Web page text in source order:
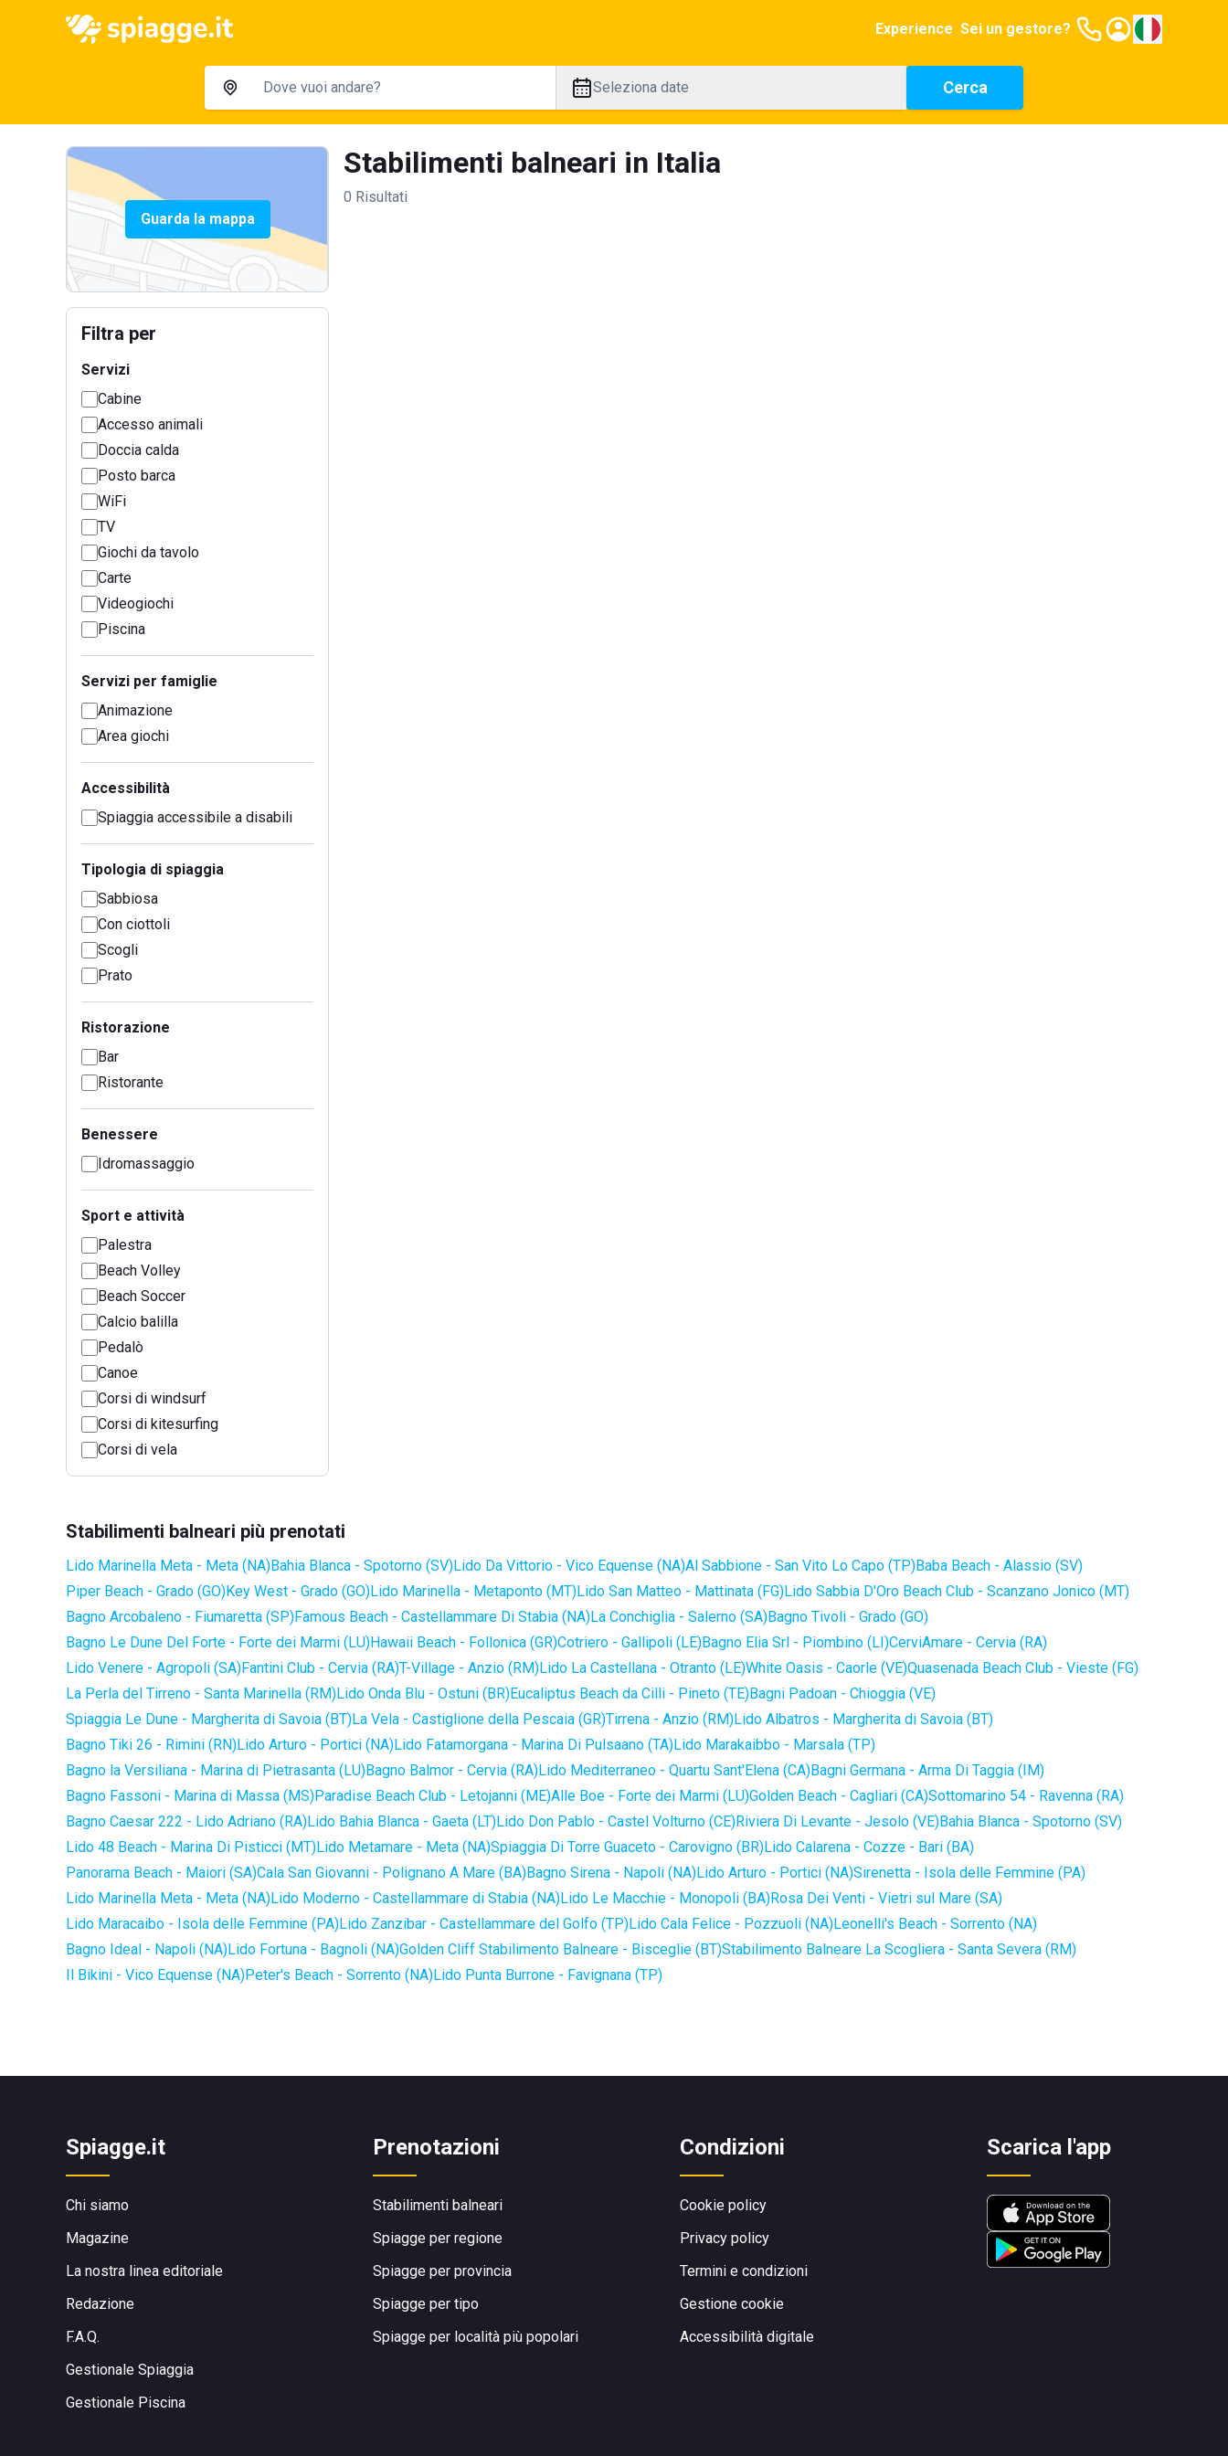
Experience Sei un gestore?
Seleziona date Cerca
Guarda la mappa
Filtra per
Servizi
Cabine
Accesso animali
Doccia calda
Posto barca
WiFi
TV
Giochi da tavolo
Carte
Videogiochi
Piscina
Servizi per famiglie
Animazione
Area giochi
Accessibilità
Spiaggia accessibile a disabili
Tipologia di spiaggia
Sabbiosa
Con ciottoli
Scogli
Prato
Ristorazione
Bar
Ristorante
Benessere
Idromassaggio
Sport e attività
Palestra
Beach Volley
Beach Soccer
Calcio balilla
Pedalò
Canoe
Corsi di windsurf
Corsi di kitesurfing
Corsi di vela
Stabilimenti balneari in Italia
0 Risultati
Stabilimenti balneari più prenotati
Lido Marinella Meta - Meta (NA)Bahia Blanca - Spotorno (SV)Lido Da Vittorio - Vico Equense (NA)Al Sabbione - San Vito Lo Capo (TP)Baba Beach - Alassio (SV)
Piper Beach - Grado (GO)Key West - Grado (GO)Lido Marinella - Metaponto (MT)Lido San Matteo - Mattinata (FG)Lido Sabbia D'Oro Beach Club - Scanzano Jonico (MT)
Bagno Arcobaleno - Fiumaretta (SP)Famous Beach - Castellammare Di Stabia (NA)La Conchiglia - Salerno (SA)Bagno Tivoli - Grado (GO)
Bagno Le Dune Del Forte - Forte dei Marmi (LU)Hawaii Beach - Follonica (GR)Cotriero - Gallipoli (LE)Bagno Elia Srl - Piombino (LI)CerviAmare - Cervia (RA)
Lido Venere - Agropoli (SA)Fantini Club - Cervia (RA)T-Village - Anzio (RM)Lido La Castellana - Otranto (LE)White Oasis - Caorle (VE)Quasenada Beach Club - Vieste (FG)
La Perla del Tirreno - Santa Marinella (RM)Lido Onda Blu - Ostuni (BR)Eucaliptus Beach da Cilli - Pineto (TE)Bagni Padoan - Chioggia (VE)
Spiaggia Le Dune - Margherita di Savoia (BT)La Vela - Castiglione della Pescaia (GR)Tirrena - Anzio (RM)Lido Albatros - Margherita di Savoia (BT)
Bagno Tiki 26 - Rimini (RN)Lido Arturo - Portici (NA)Lido Fatamorgana - Marina Di Pulsaano (TA)Lido Marakaibbo - Marsala (TP)
Bagno la Versiliana - Marina di Pietrasanta (LU)Bagno Balmor - Cervia (RA)Lido Mediterraneo - Quartu Sant'Elena (CA)Bagni Germana - Arma Di Taggia (IM)
Bagno Fassoni - Marina di Massa (MS)Paradise Beach Club - Letojanni (ME)Alle Boe - Forte dei Marmi (LU)Golden Beach - Cagliari (CA)Sottomarino 54 - Ravenna (RA)
Bagno Caesar 222 - Lido Adriano (RA)Lido Bahia Blanca - Gaeta (LT)Lido Don Pablo - Castel Volturno (CE)Riviera Di Levante - Jesolo (VE)Bahia Blanca - Spotorno (SV)
Lido 48 Beach - Marina Di Pisticci (MT)Lido Metamare - Meta (NA)Spiaggia Di Torre Guaceto - Carovigno (BR)Lido Calarena - Cozze - Bari (BA)
Panorama Beach - Maiori (SA)Cala San Giovanni - Polignano A Mare (BA)Bagno Sirena - Napoli (NA)Lido Arturo - Portici (NA)Sirenetta - Isola delle Femmine (PA)
Lido Marinella Meta - Meta (NA)Lido Moderno - Castellammare di Stabia (NA)Lido Le Macchie - Monopoli (BA)Rosa Dei Venti - Vietri sul Mare (SA)
Lido Maracaibo - Isola delle Femmine (PA)Lido Zanzibar - Castellammare del Golfo (TP)Lido Cala Felice - Pozzuoli (NA)Leonelli's Beach - Sorrento (NA)
Bagno Ideal - Napoli (NA)Lido Fortuna - Bagnoli (NA)Golden Cliff Stabilimento Balneare - Bisceglie (BT)Stabilimento Balneare La Scogliera - Santa Severa (RM)
Il Bikini - Vico Equense (NA)Peter's Beach - Sorrento (NA)Lido Punta Burrone - Favignana (TP)
Spiagge.it
Chi siamo
Magazine
La nostra linea editoriale
Redazione
F.A.Q.
Gestionale Spiaggia
Gestionale Piscina
Prenotazioni
Stabilimenti balneari
Spiagge per regione
Spiagge per provincia
Spiagge per tipo
Spiagge per località più popolari
Condizioni
Cookie policy
Privacy policy
Termini e condizioni
Gestione cookie
Accessibilità digitale
Scarica l'app